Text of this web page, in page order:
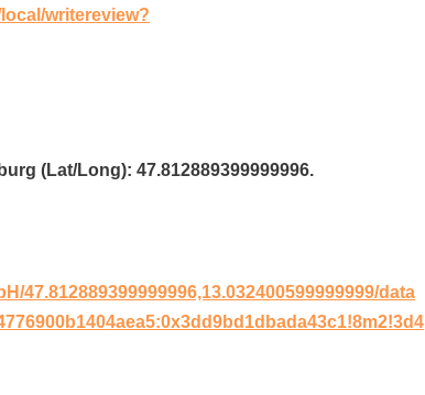
writereview?
(Lat/Long): 47.812889399999996.
47.812889399999996,13.032400599999999/data